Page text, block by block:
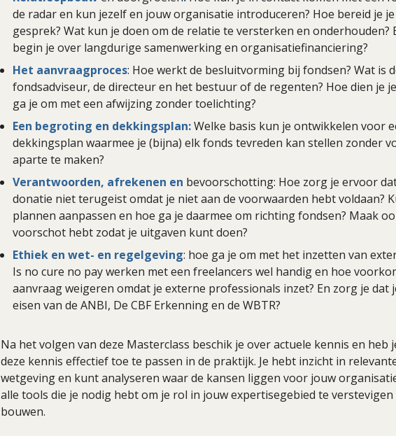
de radar en kun jezelf en jouw organisatie introduceren? Hoe bereid je
gesprek? Wat kun je doen om de relatie te versterken en onderhouden?
begin je over langdurige samenwerking en organisatiefinanciering?
Het aanvraagproces: Hoe werkt de besluitvorming bij fondsen? Wat is
fondsadviseur, de directeur en het bestuur of de regenten? Hoe dien je
ga je om met een afwijzing zonder toelichting?
Een begroting en dekkingsplan:Welke basis kun je ontwikkelen voor
dekkingsplan waarmee je (bijna) elk fonds tevreden kan stellen zonder
aparte te maken?
Verantwoorden, afrekenen en bevoorschotting: Hoe zorg je ervoor
donatie niet terugeist omdat je niet aan de voorwaarden hebt voldaan?
plannen aanpassen en hoe ga je daarmee om richting fondsen? Maak
voorschot hebt zodat je uitgaven kunt doen?
Ethiek en wet- en regelgeving: hoe ga je om met het inzetten van
Is no cure no pay werken met een freelancers wel handig en hoe
aanvraag weigeren omdat je externe professionals inzet? En zorg je dat
eisen van de ANBI, De CBF Erkenning en de WBTR?
Na het volgen van deze Masterclass beschik je over actuele kennis en heb
deze kennis effectief toe te passen in de praktijk. Je hebt inzicht in
wetgeving en kunt analyseren waar de kansen liggen voor jouw
alle tools die je nodig hebt om je rol in jouw expertisegebied te
bouwen.